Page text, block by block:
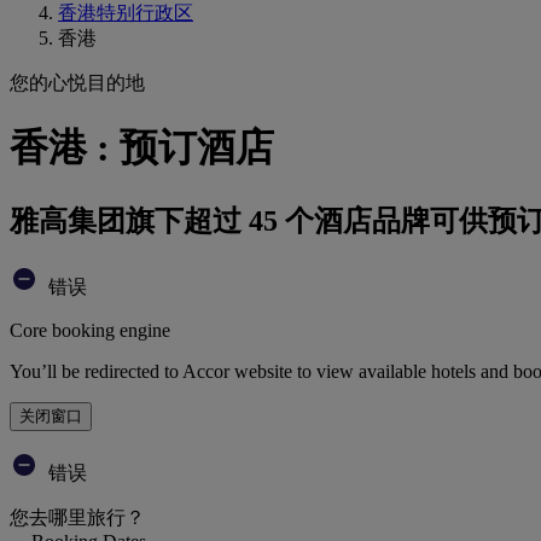
香港特别行政区
香港
您的心悦目的地
香港 : 预订酒店
雅高集团旗下超过 45 个酒店品牌可供预
错误
Core booking engine
You’ll be redirected to Accor website to view available hotels and
关闭窗口
错误
您去哪里旅行？